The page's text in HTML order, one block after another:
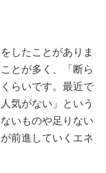
したことがありま
とが多く、「断ら
らいです。最近で
気がない」という
いものや足りない
前進していくエネ